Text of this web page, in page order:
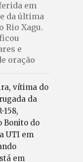
em
da última
Rio Xagu.
e
oração
vítima do
da
158,
Bonito do
UTI em
em